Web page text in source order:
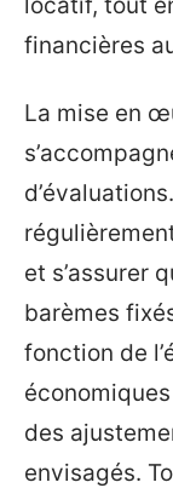
financières
La mise en
et s’assurer
barèmes
fonction de
des
envisagés.